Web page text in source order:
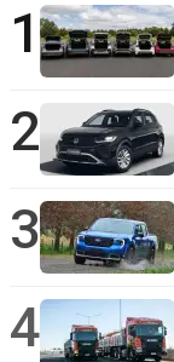
1
2
3
4